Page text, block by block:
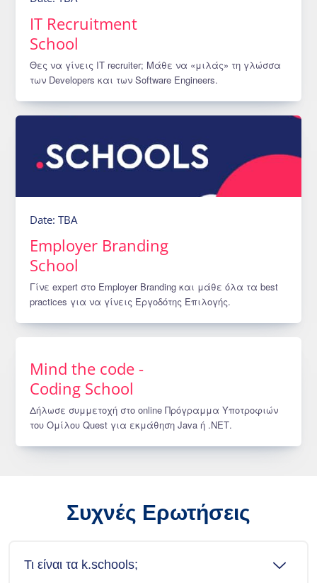
IT Recruitment
School
Θες να γίνεις ΙΤ recruiter; Μάθε να «μιλάς» τη γλώσσα
των Developers και των Software Engineers.
Date: TBA
Employer Branding
School
Γίνε expert στο Employer Branding και μάθε όλα τα best
practices για να γίνεις Εργοδότης Επιλογής.
Mind the code -
Coding School
Δήλωσε συμμετοχή στο online Πρόγραμμα Υποτροφιών
του Ομίλου Quest για εκμάθηση Java ή .ΝΕΤ.
Συχνές Ερωτήσεις
Τι είναι τα k.schools;